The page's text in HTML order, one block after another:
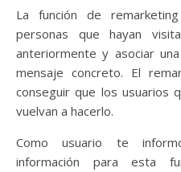
La función de
personas que hayan
anteriormente y asociar
mensaje concreto. El
conseguir que los usuarios
vuelvan a hacerlo.
Como usuario te
información para esta